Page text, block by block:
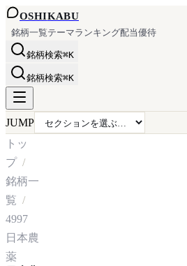
OSHIKABU
銘柄一覧テーマランキング配当優待
銘柄検索⌘K
銘柄検索⌘K
JUMP
トッ
プ
銘柄一
覧
4997
日本農
薬